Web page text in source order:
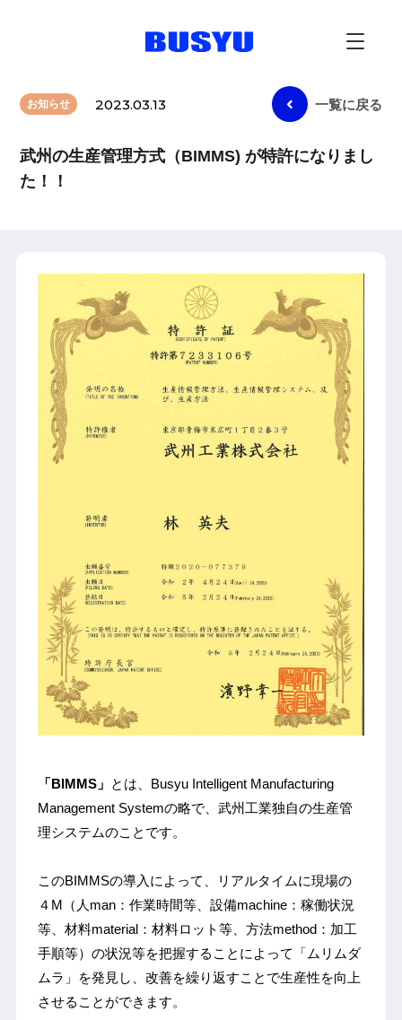
お知らせ 2023.03.13 一覧に戻る
武州の生産管理方式（BIMMS) が特許になりまし
た！！
「BIMMS」 とは、Busyu Intelligent Manufacturing
Management Systemの略で、武州工業独自の生産管
理システムのことです。
このBIMMSの導入によって、リアルタイムに現場の
４M（人man：作業時間等、設備machine：稼働状況
等、材料material：材料ロット等、方法method：加工
手順等）の状況等を把握することによって「ムリムダ
ムラ」を発見し、改善を繰り返すことで生産性を向上
させることができます。